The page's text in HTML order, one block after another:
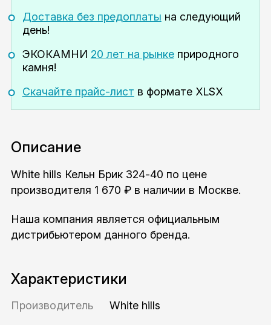
Доставка без предоплаты на следующий
день!
ЭКОКАМНИ 20 лет на рынкеприродного
камня!
Скачайте прайс-лист в формате XLSX
Описание
White hills Кельн Брик 324-40 по цене
производителя 1 670 ₽ в наличии в Москве.
Наша компания является официальным
дистрибьютером данного бренда.
Характеристики
Производитель White hills